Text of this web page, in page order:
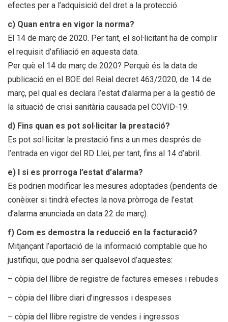
efectes per a l’adquisició del dret a la protecció.
c) Quan entra en vigor la norma?
El 14 de març de 2020. Per tant, el sol·licitant ha de complir
el requisit d’afiliació en aquesta data.
Per què el 14 de març de 2020? Perquè és la data de
publicació en el BOE del Reial decret 463/2020, de 14 de
març, pel qual es declara l’estat d’alarma per a la gestió de
la situació de crisi sanitària causada pel COVID-19.
d) Fins quan es pot sol·licitar la prestació?
Es pot sol·licitar la prestació fins a un mes després de
l’entrada en vigor del RD Llei, per tant, fins al 14 d’abril.
e) I si es prorroga l’estat d’alarma?
Es podrien modificar les mesures adoptades (pendents de
conèixer si tindrà efectes la nova pròrroga de l’estat
d’alarma anunciada en data 22 de març).
f) Com es demostra la reducció en la facturació?
Mitjançant l’aportació de la informació comptable que ho
justifiqui, que podria ser qualsevol d’aquestes:
– còpia del llibre de registre de factures emeses i rebudes
– còpia del llibre diari d’ingressos i despeses
– còpia del llibre registre de vendes i ingressos